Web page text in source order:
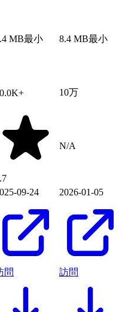
MB最小 8.4 MB最小
10万
N/A
09-24 2026-01-05
問 訪問